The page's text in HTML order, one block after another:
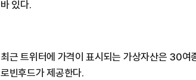
바 있다.
최근 트위터에 가격이 표시되는 가상자산은 30여
로빈후드가 제공한다.